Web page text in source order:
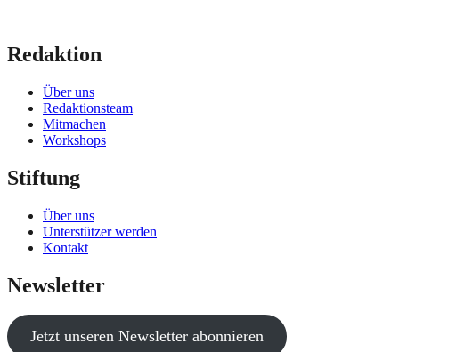
Redaktion
Über uns
Redaktionsteam
Mitmachen
Workshops
Stiftung
Über uns
Unterstützer werden
Kontakt
Newsletter
Jetzt unseren Newsletter abonnieren